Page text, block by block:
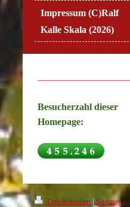
Impressum (C)Ralf
Kalle Skala (2026)
Besucherzahl dieser
Homepage:
Druckversion | Sitemap